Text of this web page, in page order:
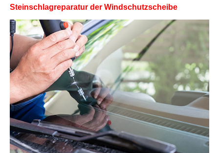
Steinschlagreparatur der Windschutzscheibe